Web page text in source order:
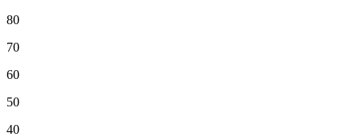
80
70
60
50
40